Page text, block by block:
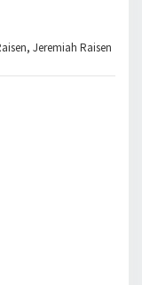
Jeremiah Raisen